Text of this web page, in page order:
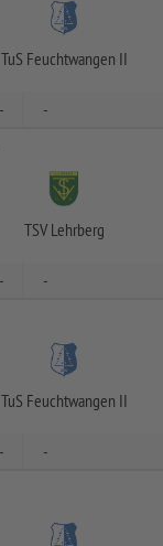
TuS Feuchtwangen II
- -
TSV Lehrberg
- -
TuS Feuchtwangen II
- -